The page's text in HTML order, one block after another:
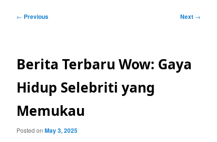
Post
← Previous Next →
Berita Terbaru Wow: Gaya
Hidup Selebriti yang
Memukau
Posted onMay 3, 2025